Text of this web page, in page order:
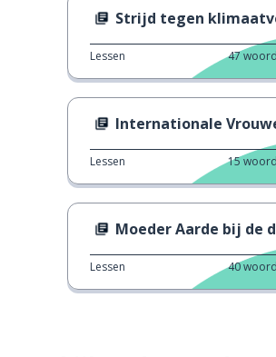
Strijd tegen
Lessen 47
Internationale
Lessen 15
Moeder Aarde bij de
Lessen 40